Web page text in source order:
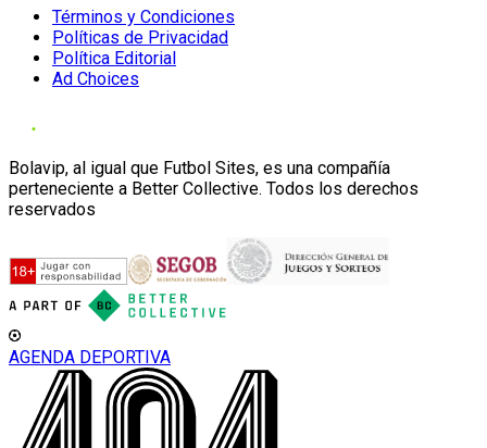
Términos y Condiciones
Políticas de Privacidad
Política Editorial
Ad Choices
Bolavip, al igual que Futbol Sites, es una compañía
perteneciente a Better Collective. Todos los derechos
reservados
AGENDA DEPORTIVA